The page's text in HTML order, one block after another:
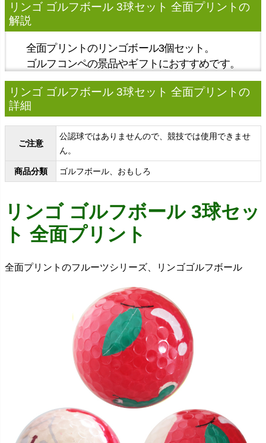
リンゴ ゴルフボール 3球セット 全面プリントの
解説
全面プリントのリンゴボール3個セット。
ゴルフコンペの景品やギフトにおすすめです。
リンゴ ゴルフボール 3球セット 全面プリントの
詳細
ご注意
公認球ではありませんので、競技では使用できませ
ん。
商品分類 ゴルフボール、おもしろ
リンゴ ゴルフボール 3球セッ
ト 全面プリント
全面プリントのフルーツシリーズ、リンゴゴルフボール